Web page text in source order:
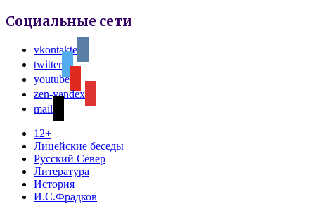
Социальные сети
vkontakte
twitter
youtube
zen-yandex
mail
12+
Лицейские беседы
Русский Север
Литература
История
И.С.Фрадков